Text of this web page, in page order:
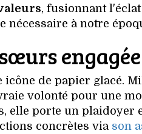
, fusionnant
nécessaire à notre
icône de papier glacé.
volonté pour une
elle porte un plaidoyer
concrètes via son